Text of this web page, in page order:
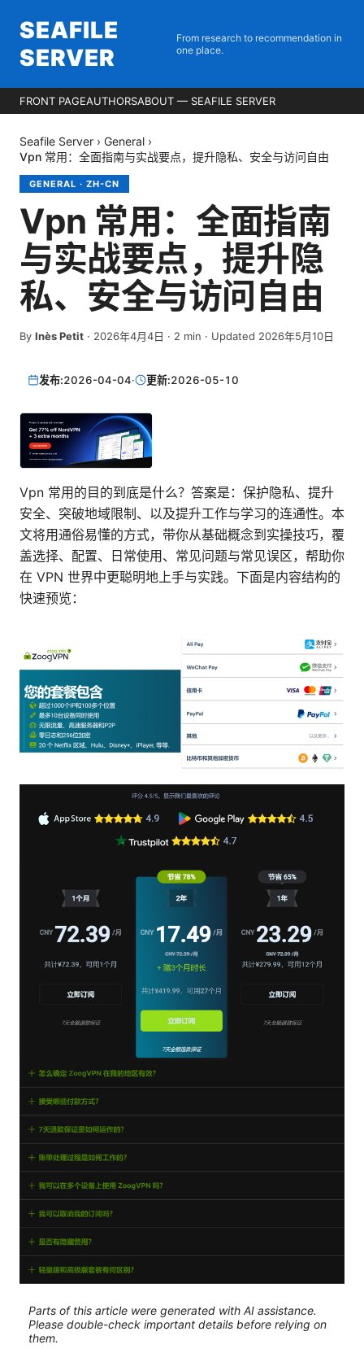
SEAFILE
SERVER
From research to recommendation in
one place.
FRONT PAGEAUTHORSABOUT — SEAFILE SERVER
Seafile Server › General ›
Vpn 常用：全面指南与实战要点，提升隐私、安全与访问自由
GENERAL · ZH-CN
Vpn 常用：全面指南
与实战要点，提升隐
私、安全与访问自由
By Inès Petit · 2026年4月4日 · 2 min · Updated 2026年5月10日
发布:2026-04-04· 更新:2026-05-10
Vpn 常用的目的到底是什么？答案是：保护隐私、提升
安全、突破地域限制、以及提升工作与学习的连通性。本
文将用通俗易懂的方式，带你从基础概念到实操技巧，覆
盖选择、配置、日常使用、常见问题与常见误区，帮助你
在 VPN 世界中更聪明地上手与实践。下面是内容结构的
快速预览：
Parts of this article were generated with AI assistance.
Please double-check important details before relying on
them.